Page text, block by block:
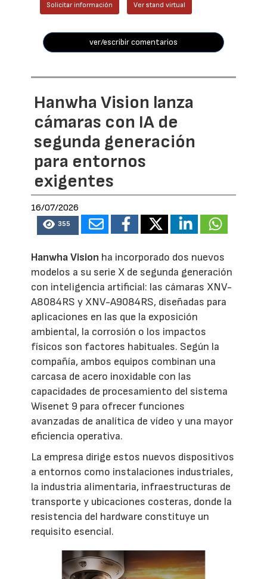
Solicitar información Ver stand virtual
ver/escribir comentarios
Hanwha Vision lanza
cámaras con IA de
segunda generación
para entornos
exigentes
16/07/2026
355
Hanwha Vision ha incorporado dos nuevos
modelos a su serie X de segunda generación
con inteligencia artificial: las cámaras XNV-
A8084RS y XNV-A9084RS, diseñadas para
aplicaciones en las que la exposición
ambiental, la corrosión o los impactos
físicos son factores habituales. Según la
compañía, ambos equipos combinan una
carcasa de acero inoxidable con las
capacidades de procesamiento del sistema
Wisenet 9 para ofrecer funciones
avanzadas de analítica de vídeo y una mayor
eficiencia operativa.
La empresa dirige estos nuevos dispositivos
a entornos como instalaciones industriales,
la industria alimentaria, infraestructuras de
transporte y ubicaciones costeras, donde la
resistencia del hardware constituye un
requisito esencial.